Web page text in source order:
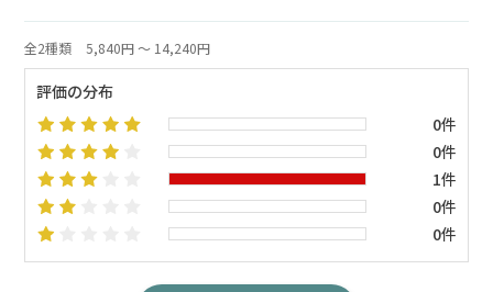
全2種類 5,840円 ～ 14,240円
評価の分布
0件
0件
1件
0件
0件